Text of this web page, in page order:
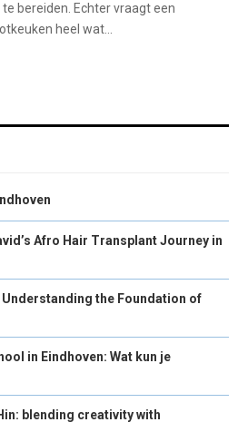
bereiden. Echter vraagt een
heel wat...
Afro Hair Transplant Journey in
the Foundation of
in Eindhoven: Wat kun je
blending creativity with